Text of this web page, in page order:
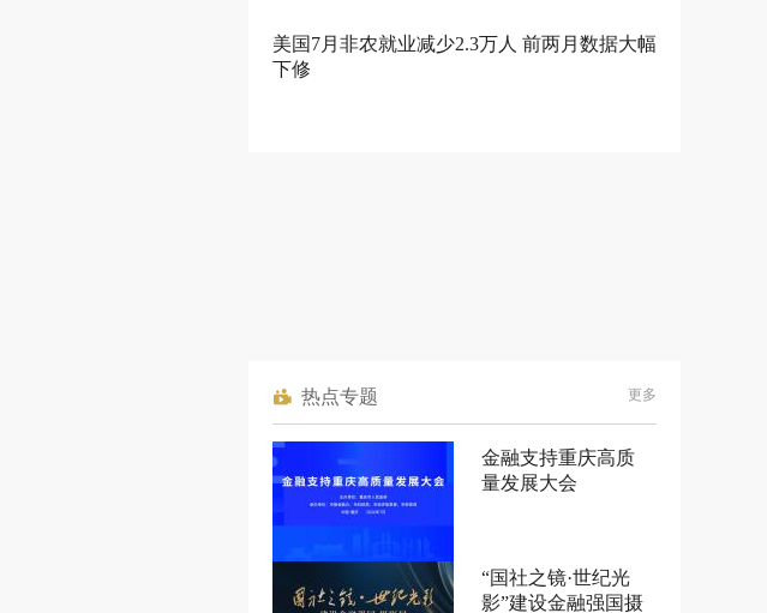
美国7月非农就业减少2.3万人 前两月数据大幅
下修
热点专题 更多
金融支持重庆高质
量发展大会
“国社之镜·世纪光
影”建设金融强国摄